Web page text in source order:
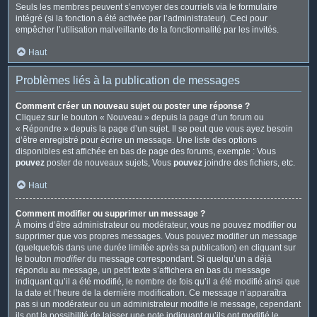
Seuls les membres peuvent s’envoyer des courriels via le formulaire
intégré (si la fonction a été activée par l’administrateur). Ceci pour
empêcher l’utilisation malveillante de la fonctionnalité par les invités.
Haut
Problèmes liés à la publication de messages
Comment créer un nouveau sujet ou poster une réponse ?
Cliquez sur le bouton « Nouveau » depuis la page d’un forum ou
« Répondre » depuis la page d’un sujet. Il se peut que vous ayez besoin
d’être enregistré pour écrire un message. Une liste des options
disponibles est affichée en bas de page des forums, exemple : Vous
pouvez poster de nouveaux sujets, Vous pouvez joindre des fichiers, etc.
Haut
Comment modifier ou supprimer un message ?
À moins d’être administrateur ou modérateur, vous ne pouvez modifier ou
supprimer que vos propres messages. Vous pouvez modifier un message
(quelquefois dans une durée limitée après sa publication) en cliquant sur
le bouton modifierdu message correspondant. Si quelqu’un a déjà
répondu au message, un petit texte s’affichera en bas du message
indiquant qu’il a été modifié, le nombre de fois qu’il a été modifié ainsi que
la date et l’heure de la dernière modification. Ce message n’apparaîtra
pas si un modérateur ou un administrateur modifie le message, cependant